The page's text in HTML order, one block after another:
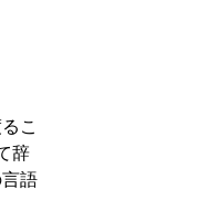
こ
辞
語